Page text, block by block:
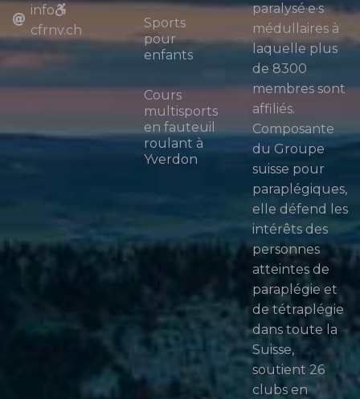
info
cfrnv.ch
Sports
pour
enfants
Cours
multisports
en fauteuil
roulant à
Yverdon
paralysé·e·s
médullaires à
laquelle plus
de 8300
membres sont
affiliés.
Composante
du Groupe
suisse pour
paraplégiques,
elle défend les
intérêts des
personnes
atteintes de
paraplégie et
de tétraplégie
dans toute la
Suisse,
soutient 26
clubs en